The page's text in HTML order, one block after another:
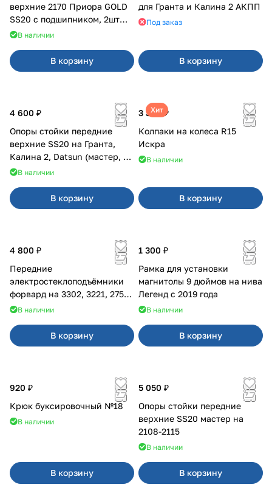
верхние 2170 Приора GOLD
SS20 с подшипником, 2шт
10116
В наличии
В корзину
для Гранта и Калина 2 АКПП
Под заказ
В корзину
4 600 ₽
Опоры стойки передние
верхние SS20 на Гранта,
Калина 2, Datsun (мастер, с
ЭлУР, с подшипником) 2шт
В наличии
В корзину
Хит
3 380 ₽
Колпаки на колеса R15
Искра
В наличии
В корзину
4 800 ₽
Передние
электростеклоподъёмники
форвард на 3302, 3221, 2752,
2217В наличии
В корзину
1 300 ₽
Рамка для установки
магнитолы 9 дюймов на нива
Легенд с 2019 года
В наличии
В корзину
920 ₽
Крюк буксировочный №18
В наличии
В корзину
5 050 ₽
Опоры стойки передние
верхние SS20 мастер на
2108-2115
В наличии
В корзину